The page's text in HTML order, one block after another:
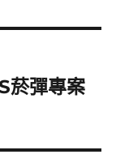
菸彈專案